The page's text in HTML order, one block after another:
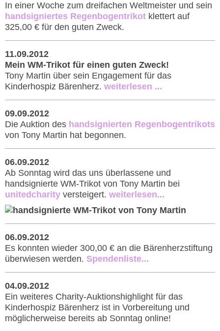
In einer Woche zum dreifachen Weltmeister und sein
handsigniertes Regenbogentrikot klettert auf
325,00 € für den guten Zweck.
11.09.2012
Mein WM-Trikot für einen guten Zweck!
Tony Martin über sein Engagement für das
Kinderhospiz Bärenherz. weiterlesen ...
09.09.2012
Die Auktion des handsignierten Regenbogentrikots
von Tony Martin hat begonnen.
06.09.2012
Ab Sonntag wird das uns überlassene und
handsignierte WM-Trikot von Tony Martin bei
unitedcharity versteigert. weiterlesen...
06.09.2012
Es konnten wieder 300,00 € an die Bärenherzstiftung
überwiesen werden. Spendenliste...
04.09.2012
Ein weiteres Charity-Auktionshighlight für das
Kinderhospiz Bärenherz ist in Vorbereitung und
möglicherweise bereits ab Sonntag online!